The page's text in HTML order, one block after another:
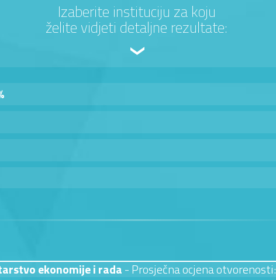
Izaberite instituciju za koju
želite vidjeti detaljne rezultate:
ekonomije i rada- Prosječna ocjena otvorenosti: